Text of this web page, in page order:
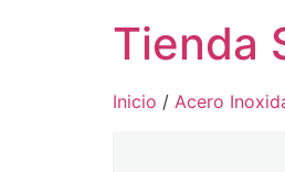
Tienda
Inicio / Acero